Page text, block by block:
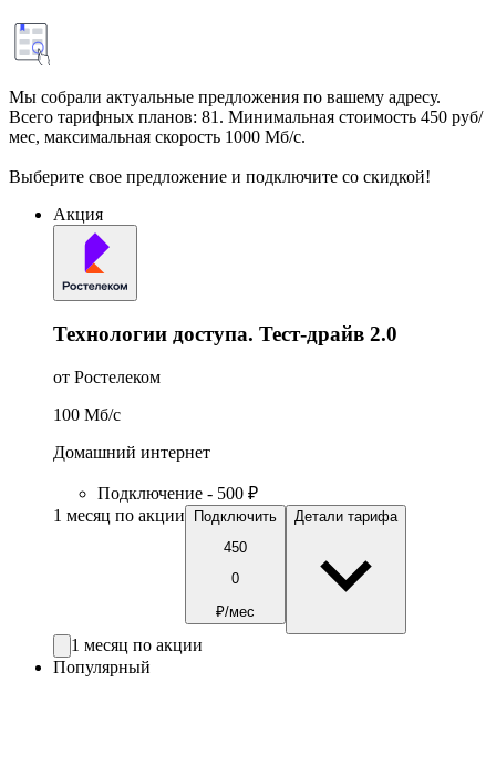
Мы собрали актуальные предложения по вашему адресу.
Всего тарифных планов: 81. Минимальная стоимость 450 руб/
мес, максимальная скорость 1000 Мб/с.
Выберите свое предложение и подключите со скидкой!
Акция
Технологии доступа. Тест-драйв 2.0
от Ростелеком
100 Мб/c
Домашний интернет
Подключение - 500 ₽
1 месяц по акции
Подключить
450
0
₽/мес
Детали тарифа
1 месяц по акции
Популярный